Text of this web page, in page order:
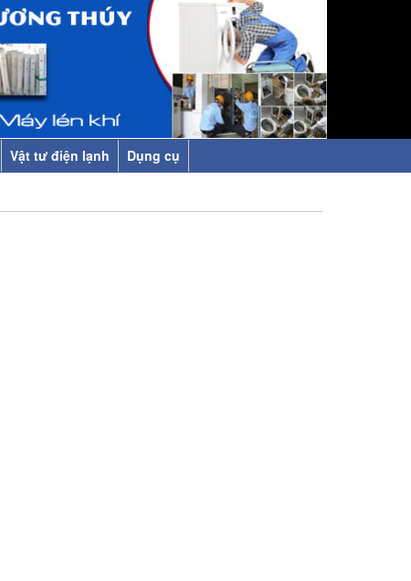
Vật tư điện lạnh Dụng cụ